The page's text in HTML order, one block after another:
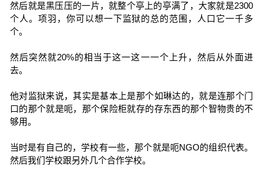
然后就是黑压压的一片，就整个亭上的亭满了，大家就是2300
个人。项羽，你可以想一下监狱的总的范围，人口它一千多
个。
然后突然就20%的相当于这一这一一个上升，然后从外面进
去。
他对监狱来说，其实是基本上是那个如琳达的，就是连那个门
口的那个就是呃，那个保险柜就存的存东西的那个智物贵的不
够用。
当时是有自己的，学校有一些，那个就是呃NGO的组织代表。
然后我们学校跟另外几个合作学校。